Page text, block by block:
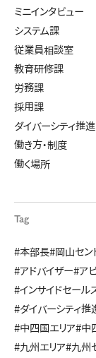
ミニインタビュー
システム課
従業員相談室
教育研修課
労務課
採用課
ダイバーシティ推進
働き方・制度
働く場所
Tag
#本部長#岡山セン
#アドバイザー#ア
#インサイドセール
#ダイバーシティ推
#中四国エリア#中
#九州エリア#九州